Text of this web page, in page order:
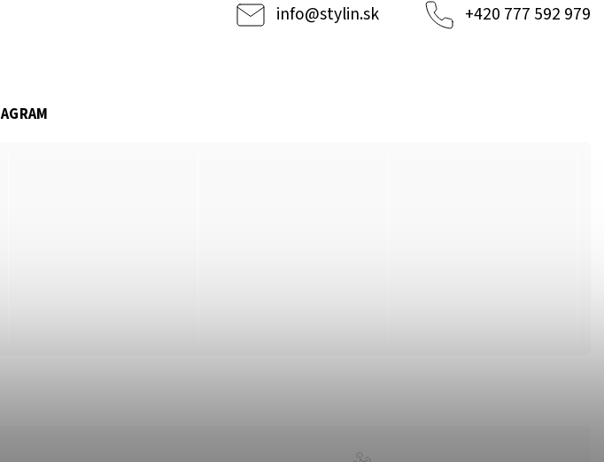
info@stylin.sk +420 777 592 979